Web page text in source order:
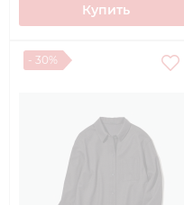
Купить
- 30%